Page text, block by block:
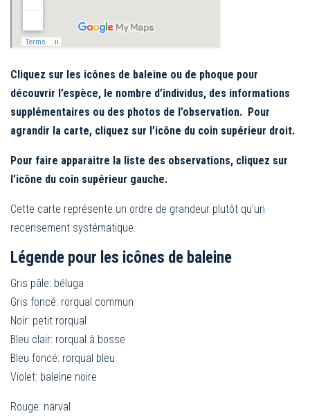
Cliquez sur les icônes de baleine ou de phoque pour
découvrir l’espèce, le nombre d’individus, des informations
supplémentaires ou des photos de l’observation. Pour
agrandir la carte, cliquez sur l’icône du coin supérieur droit.
Pour faire apparaitre la liste des observations, cliquez sur
l’icône du coin supérieur gauche.
Cette carte représente un ordre de grandeur plutôt qu’un
recensement systématique.
Légende pour les icônes de baleine
Gris pâle: béluga
Gris foncé: rorqual commun
Noir: petit rorqual
Bleu clair: rorqual à bosse
Bleu foncé: rorqual bleu
Violet: baleine noire
Rouge: narval